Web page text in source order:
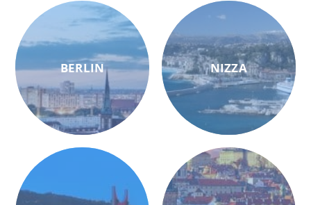
BERLIN NIZZA